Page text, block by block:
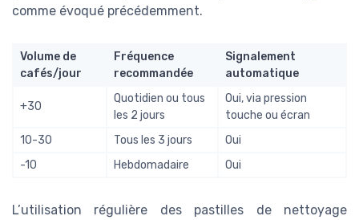
comme évoqué précédemment.
Volume de
cafés/jour
Fréquence
recommandée
Signalement
automatique
+30
Quotidien ou tous
les 2 jours
Oui, via pression
touche ou écran
10-30
Tous les 3 jours
Oui
-10
Hebdomadaire Oui
L’utilisation régulière des pastilles de nettoyage